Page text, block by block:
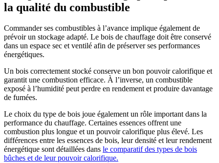
la qualité du combustible
Commander ses combustibles à l’avance implique également de
prévoir un stockage adapté. Le bois de chauffage doit être conservé
dans un espace sec et ventilé afin de préserver ses performances
énergétiques.
Un bois correctement stocké conserve un bon pouvoir calorifique et
garantit une combustion efficace. À l’inverse, un combustible
exposé à l’humidité peut perdre en rendement et produire davantage
de fumées.
Le choix du type de bois joue également un rôle important dans la
performance du chauffage. Certaines essences offrent une
combustion plus longue et un pouvoir calorifique plus élevé. Les
différences entre les essences de bois, leur densité et leur rendement
énergétique sont détaillées dans le comparatif des types de bois
bûches et de leur pouvoir calorifique.